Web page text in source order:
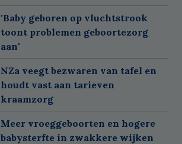
'Baby geboren op vluchtstrook
toont problemen geboortezorg
aan'
NZa veegt bezwaren van tafel en
houdt vast aan tarieven
kraamzorg
Meer vroeggeboorten en hogere
babysterfte in zwakkere wijken